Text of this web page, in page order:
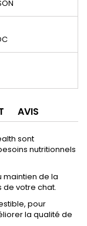
AVIS
sont
nutritionnels
maintien de la
de votre chat.
pour
la qualité de